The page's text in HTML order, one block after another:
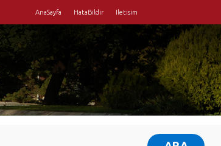
AnaSayfa HataBildir Iletisim